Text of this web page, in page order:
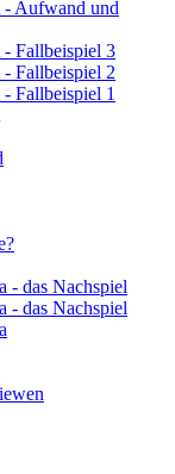
- Aufwand und
Fallbeispiel 3
Fallbeispiel 2
Fallbeispiel 1
- das Nachspiel
- das Nachspiel